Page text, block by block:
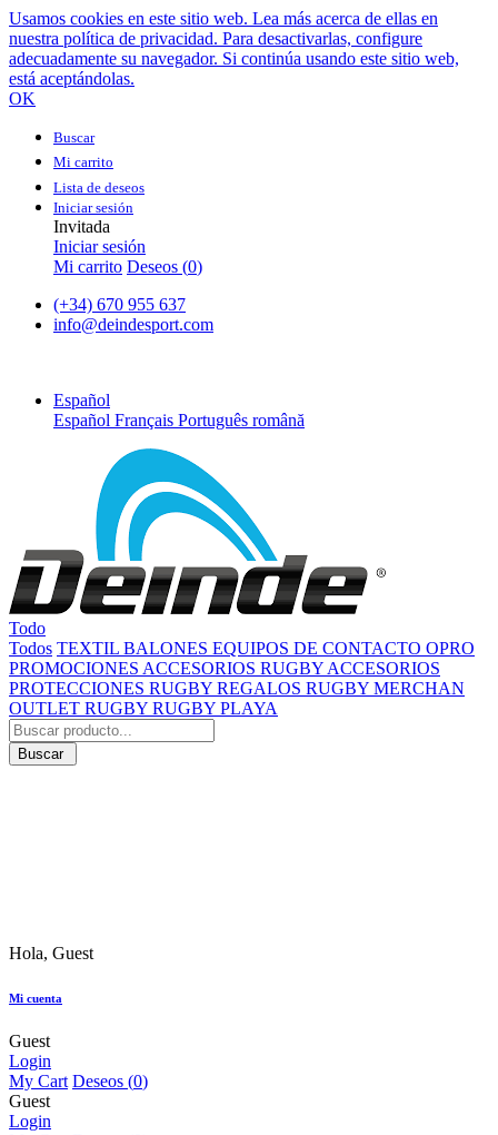
Usamos cookies en este sitio web. Lea más acerca de ellas en
nuestra política de privacidad. Para desactivarlas, configure
adecuadamente su navegador. Si continúa usando este sitio web,
está aceptándolas.
OK
Buscar
Mi carrito
Lista de deseos
Iniciar sesión
Invitada
Iniciar sesión
Mi carrito Deseos (0)
(+34) 670 955 637
info@deindesport.com
Español
Español Français Português română
Todo
Todos TEXTIL BALONES EQUIPOS DE CONTACTO OPRO
PROMOCIONES ACCESORIOS RUGBY ACCESORIOS
PROTECCIONES RUGBY REGALOS RUGBY MERCHAN
OUTLET RUGBY RUGBY PLAYA
Buscar
Hola, Guest
Mi cuenta
Guest
Login
My Cart Deseos (0)
Guest
Login